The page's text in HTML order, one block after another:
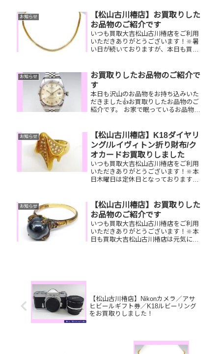
だけます😌(金券類、テレカ、切手、古
銭、現行銭両替は対...
お知らせ
【松山古川椿店】お買取りした
お品物のご紹介です
いつも買取大吉松山古川椿店をご利用
いただきありがとうございます！🔆暑
い日が続いておりますが、本日も買取
です！ K18喜平ネックレス ルイヴ
ィトン トリアナ ROLEX ヨ...
お知らせ
お買取りしたお品物のご紹介で
す
本日も沢山のお品物をお持ち込みいた
だきました👍お買取りしたお品物のご
紹介です。 お家で眠っているお品物が
です(^^♪11,500円以上ご成約のお客様
限定でご参加いただけます...
お知らせ
【松山古川椿店】K18ダイヤリ
ング/ルイヴィトン折り財布/ク
オカードお買取りしました
いつも買取大吉松山古川椿店をご利用
いただきありがとうございます！🔆本
日木曜日は定休日となっております😌
ノグラムヴェルニ折財布/クオカードお
家で眠っているお品物はございま...
お知らせ
【松山古川椿店】お買取りした
お品物のご紹介です
いつも買取大吉松山古川椿店をご利用
いただきありがとうございます！🔆本
日も買取大吉松山古川椿店は元気に営
【松山古川椿店】Nikonカメラ／アサ
ヒビールギフト券／K18ルビーリング
をお買取りしました！